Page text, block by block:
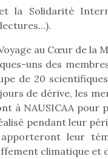
la Solidarité
au Cœur de la
uns des
de 20
de dérive, les
à NAUSICAA pour
pendant leur
leur
climatique et
mois,…